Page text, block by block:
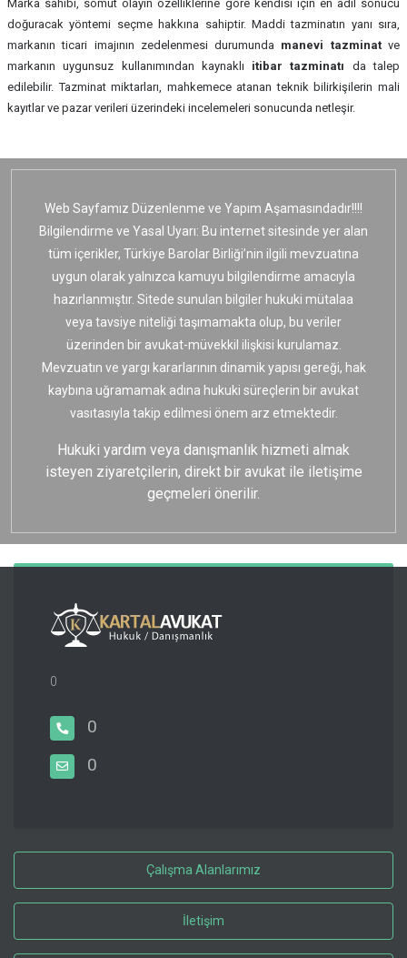
Marka sahibi, somut olayın özelliklerine göre kendisi için en adil sonucu
doğuracak yöntemi seçme hakkına sahiptir. Maddi tazminatın yanı sıra,
markanın ticari imajının zedelenmesi durumunda manevi tazminatve
markanın uygunsuz kullanımından kaynaklı itibar tazminatı da talep
edilebilir. Tazminat miktarları, mahkemece atanan teknik bilirkişilerin mali
kayıtlar ve pazar verileri üzerindeki incelemeleri sonucunda netleşir.
Web Sayfamız Düzenlenme ve Yapım Aşamasındadır!!!!
Bilgilendirme ve Yasal Uyarı: Bu internet sitesinde yer alan
tüm içerikler, Türkiye Barolar Birliği’nin ilgili mevzuatına
uygun olarak yalnızca kamuyu bilgilendirme amacıyla
hazırlanmıştır. Sitede sunulan bilgiler hukuki mütalaa
veya tavsiye niteliği taşımamakta olup, bu veriler
üzerinden bir avukat-müvekkil ilişkisi kurulamaz.
Mevzuatın ve yargı kararlarının dinamik yapısı gereği, hak
kaybına uğramamak adına hukuki süreçlerin bir avukat
vasıtasıyla takip edilmesi önem arz etmektedir.
Hukuki yardım veya danışmanlık hizmeti almak
isteyen ziyaretçilerin, direkt bir avukat ile iletişime
geçmeleri önerilir.
0
0
0
Çalışma Alanlarımız
İletişim